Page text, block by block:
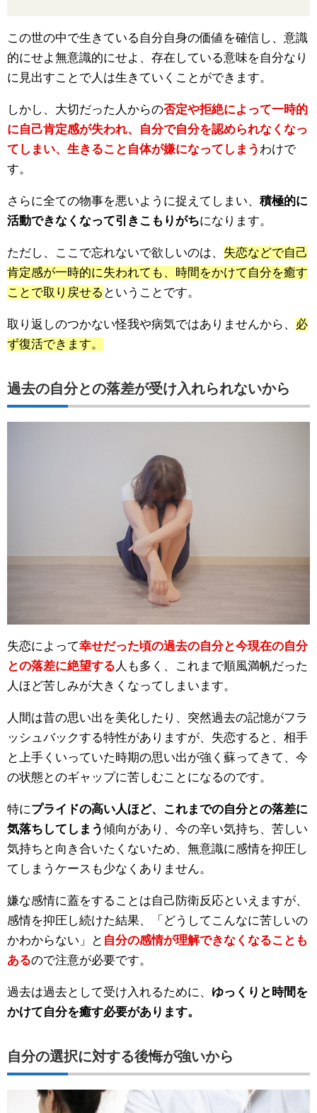
この世の中で生きている自分自身の価値を確信し、意識
的にせよ無意識的にせよ、存在している意味を自分なり
に見出すことで人は生きていくことができます。
しかし、大切だった人からの否定や拒絶によって一時的
に自己肯定感が失われ、自分で自分を認められなくなっ
てしまい、生きること自体が嫌になってしまうわけで
す。
さらに全ての物事を悪いように捉えてしまい、 積極的に
活動できなくなって引きこもりがちになります。
ただし、ここで忘れないで欲しいのは、 失恋などで自己
肯定感が一時的に失われても、時間をかけて自分を癒す
ことで取り戻せる ということです。
取り返しのつかない怪我や病気ではありませんから、 必
ず復活できます。
過去の自分との落差が受け入れられないから
失恋によって幸せだった頃の過去の自分と今現在の自分
との落差に絶望する 人も多く、これまで順風満帆だった
人ほど苦しみが大きくなってしまいます。
人間は昔の思い出を美化したり、突然過去の記憶がフラ
ッシュバックする特性がありますが、失恋すると、相手
と上手くいっていた時期の思い出が強く蘇ってきて、今
の状態とのギャップに苦しむことになるのです。
特にプライドの高い人ほど、これまでの自分との落差に
気落ちしてしまう傾向があり、今の辛い気持ち、苦しい
気持ちと向き合いたくないため、無意識に感情を抑圧し
てしまうケースも少なくありません。
嫌な感情に蓋をすることは自己防衛反応といえますが、
感情を抑圧し続けた結果、「どうしてこんなに苦しいの
かわからない」と 自分の感情が理解できなくなることも
あるので注意が必要です。
過去は過去として受け入れるために、 ゆっくりと時間を
かけて自分を癒す必要があります。
自分の選択に対する後悔が強いから